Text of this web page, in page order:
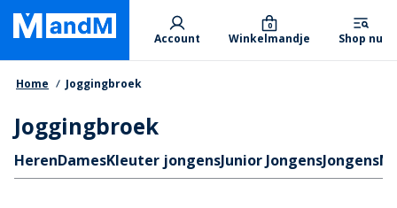
Skip
main
content
Primary departments
Account Winkelmandje
0
Shop nu
Kruimelpad
Home Joggingbroek
Joggingbroek
Quicklinks
HerenDamesKleuter jongensJunior JongensJongens